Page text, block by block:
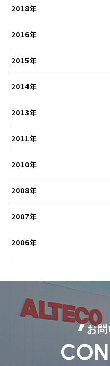
2018年
2016年
2015年
2014年
2013年
2011年
2010年
2008年
2007年
2006年
お